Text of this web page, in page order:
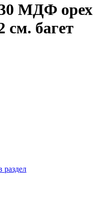
МДФ орех
см. багет